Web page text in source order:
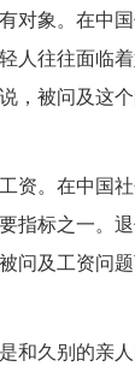
对象。在中
人往往面临
，被问及这
资。在中国
指标之一。
问及工资问
和久别的亲